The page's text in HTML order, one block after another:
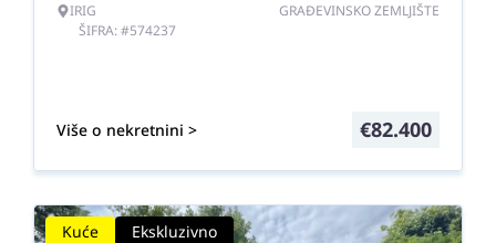
IRIG
ŠIFRA: #574237
GRAĐEVINSKO ZEMLJIŠTE
Više o nekretnini > €82.400
Kuće Ekskluzivno